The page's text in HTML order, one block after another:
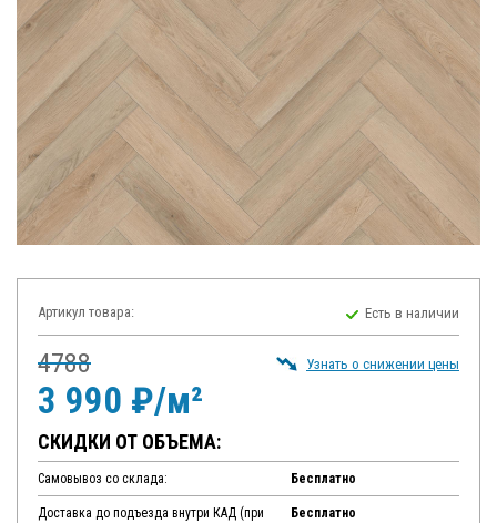
Артикул товара: Есть в наличии
4788
3 990 ₽/м²
Узнать о снижении цены
СКИДКИ ОТ ОБЪЕМА:
Самовывоз со склада: Бесплатно
Доставка до подъезда внутри КАД (при
Бесплатно